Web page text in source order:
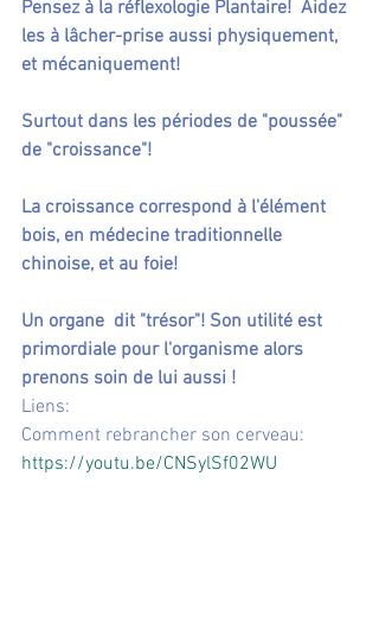
Pensez à la réflexologie Plantaire!  Aidez
les à lâcher-prise aussi physiquement,
et mécaniquement!
Surtout dans les périodes de "poussée"
de "croissance"!
La croissance correspond à l'élément
bois, en médecine traditionnelle
chinoise, et au foie!
Un organe  dit "trésor"! Son utilité est
primordiale pour l'organisme alors
prenons soin de lui aussi !
Liens:
Comment rebrancher son cerveau:
https://youtu.be/CNSylSf02WU